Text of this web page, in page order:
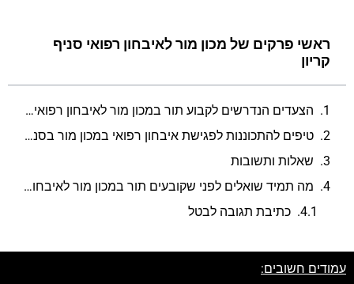
ראשי פרקים של מכון מור לאיבחון רפואי סניף
קריון
הצעדים הנדרשים לקבוע תור במכון מור לאיבחון רפואי בסניף קריון
טיפים להתכוננות לפגישת איבחון רפואי במכון מור בסניף קריון
שאלות ותשובות
מה תמיד שואלים לפני שקובעים תור במכון מור לאיבחון רפואי סניף קריון?
כתיבת תגובה לבטל
עמודים חשובים: